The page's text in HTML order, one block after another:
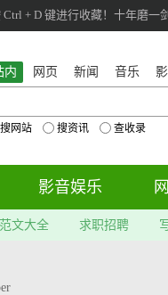
+ D 键进行收藏！十年磨一
内 网页 新闻 音乐
搜网站 搜资讯 查收录
影音娱乐
范文大全 求职招聘